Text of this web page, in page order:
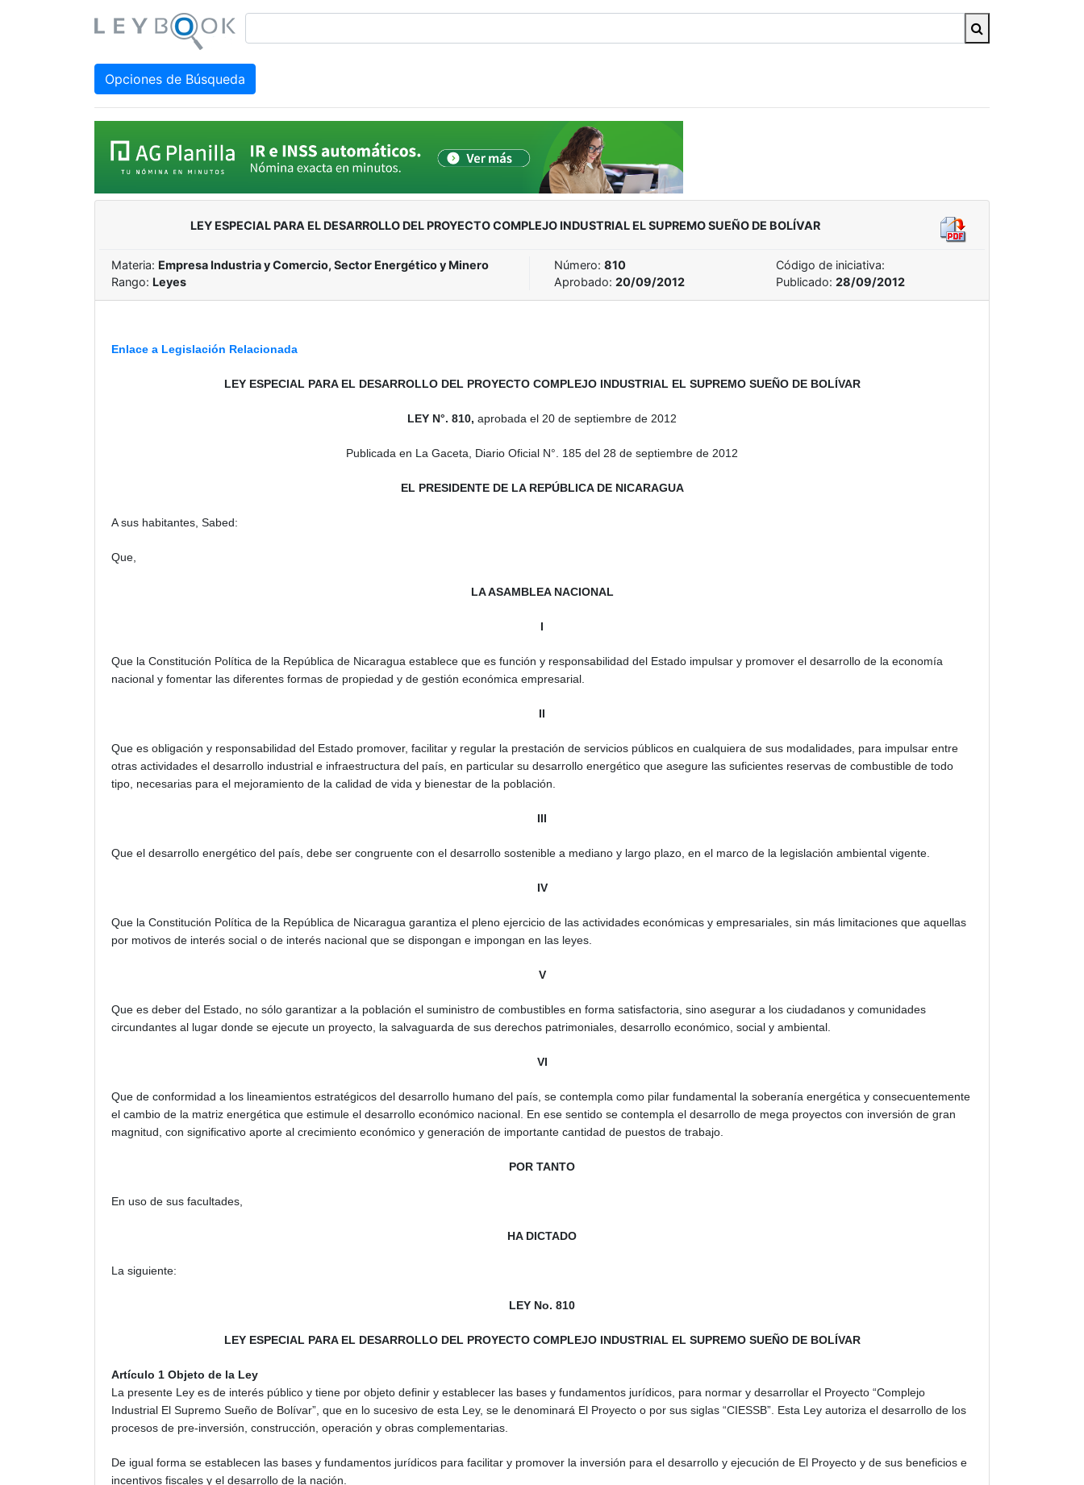
Opciones de Búsqueda
LEY ESPECIAL PARA EL DESARROLLO DEL PROYECTO COMPLEJO INDUSTRIAL EL SUPREMO SUEÑO DE BOLÍVAR
Materia: Empresa Industria y Comercio, Sector Energético y Minero
Rango: Leyes
Número: 810
Código de iniciativa:
Aprobado: 20/09/2012 Publicado: 28/09/2012
Enlace a Legislación Relacionada
LEY ESPECIAL PARA EL DESARROLLO DEL PROYECTO COMPLEJO INDUSTRIAL EL SUPREMO SUEÑO DE BOLÍVAR
LEY N°. 810, aprobada el 20 de septiembre de 2012
Publicada en La Gaceta, Diario Oficial N°. 185 del 28 de septiembre de 2012
EL PRESIDENTE DE LA REPÚBLICA DE NICARAGUA
A sus habitantes, Sabed:
Que,
LA ASAMBLEA NACIONAL
I
Que la Constitución Política de la República de Nicaragua establece que es función y responsabilidad del Estado impulsar y promover el desarrollo de la economía
nacional y fomentar las diferentes formas de propiedad y de gestión económica empresarial.
II
Que es obligación y responsabilidad del Estado promover, facilitar y regular la prestación de servicios públicos en cualquiera de sus modalidades, para impulsar entre
otras actividades el desarrollo industrial e infraestructura del país, en particular su desarrollo energético que asegure las suficientes reservas de combustible de todo
tipo, necesarias para el mejoramiento de la calidad de vida y bienestar de la población.
III
Que el desarrollo energético del país, debe ser congruente con el desarrollo sostenible a mediano y largo plazo, en el marco de la legislación ambiental vigente.
IV
Que la Constitución Política de la República de Nicaragua garantiza el pleno ejercicio de las actividades económicas y empresariales, sin más limitaciones que aquellas
por motivos de interés social o de interés nacional que se dispongan e impongan en las leyes.
V
Que es deber del Estado, no sólo garantizar a la población el suministro de combustibles en forma satisfactoria, sino asegurar a los ciudadanos y comunidades
circundantes al lugar donde se ejecute un proyecto, la salvaguarda de sus derechos patrimoniales, desarrollo económico, social y ambiental.
VI
Que de conformidad a los lineamientos estratégicos del desarrollo humano del país, se contempla como pilar fundamental la soberanía energética y consecuentemente
el cambio de la matriz energética que estimule el desarrollo económico nacional. En ese sentido se contempla el desarrollo de mega proyectos con inversión de gran
magnitud, con significativo aporte al crecimiento económico y generación de importante cantidad de puestos de trabajo.
POR TANTO
En uso de sus facultades,
HA DICTADO
La siguiente:
LEY No. 810
LEY ESPECIAL PARA EL DESARROLLO DEL PROYECTO COMPLEJO INDUSTRIAL EL SUPREMO SUEÑO DE BOLÍVAR
Artículo 1 Objeto de la Ley
La presente Ley es de interés público y tiene por objeto definir y establecer las bases y fundamentos jurídicos, para normar y desarrollar el Proyecto “Complejo
Industrial El Supremo Sueño de Bolívar”, que en lo sucesivo de esta Ley, se le denominará El Proyecto o por sus siglas “CIESSB”. Esta Ley autoriza el desarrollo de los
procesos de pre-inversión, construcción, operación y obras complementarias.
De igual forma se establecen las bases y fundamentos jurídicos para facilitar y promover la inversión para el desarrollo y ejecución de El Proyecto y de sus beneficios e
incentivos fiscales y el desarrollo de la nación.